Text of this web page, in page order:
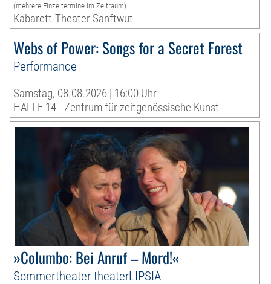
(mehrere Einzeltermine im Zeitraum)
Kabarett-Theater Sanftwut
Webs of Power: Songs for a Secret Forest
Performance
Samstag, 08.08.2026 | 16:00 Uhr
HALLE 14 - Zentrum für zeitgenössische Kunst
»Columbo: Bei Anruf – Mord!«
Sommertheater theaterLIPSIA